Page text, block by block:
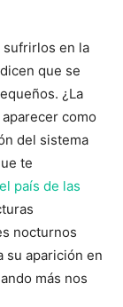
sufrirlos en la
que se
¿La
como
del sistema
te
país de las
nocturnos
su aparición en
más nos